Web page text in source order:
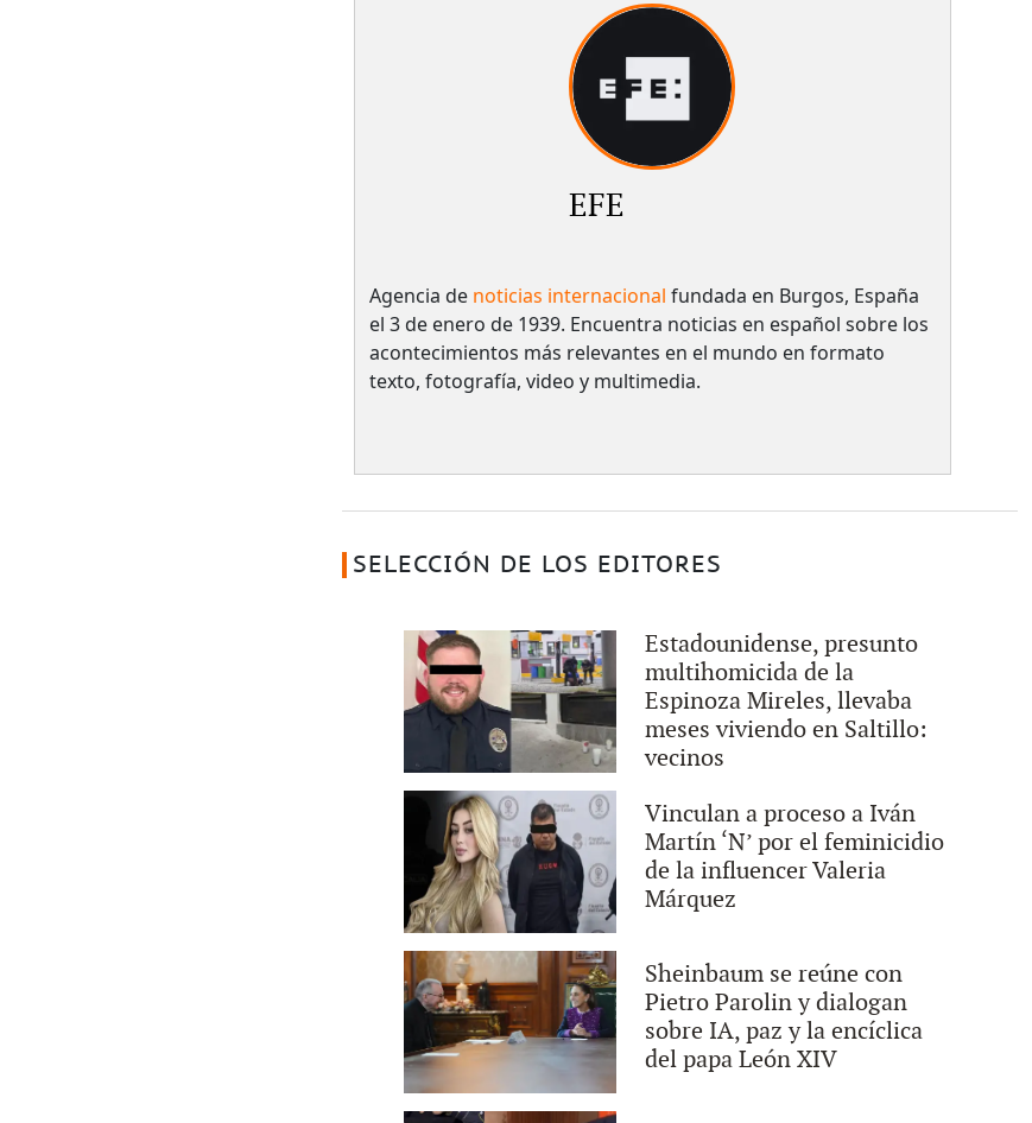
EFE
Agencia de noticias internacional fundada en Burgos, España
el 3 de enero de 1939. Encuentra noticias en español sobre los
acontecimientos más relevantes en el mundo en formato
texto, fotografía, video y multimedia.
SELECCIÓN DE LOS EDITORES
Estadounidense, presunto
multihomicida de la
Espinoza Mireles, llevaba
meses viviendo en Saltillo:
vecinos
Vinculan a proceso a Iván
Martín ‘N’ por el feminicidio
de la influencer Valeria
Márquez
Sheinbaum se reúne con
Pietro Parolin y dialogan
sobre IA, paz y la encíclica
del papa León XIV